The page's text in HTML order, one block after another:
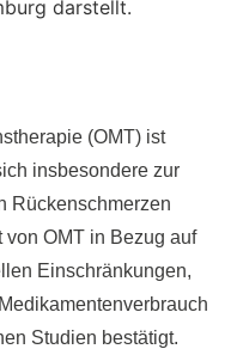
(OMT) ist
insbesondere zur
Rückenschmerzen
OMT in Bezug auf
Einschränkungen,
Studien bestätigt.